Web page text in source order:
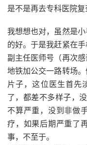
是不是再去专科医院复
我想想也对，虽然是
的好。于是我赶紧在
副主任医师号（再次
地铁加公交一路转场
片子，这位医生首先
了，都差不多样子，
不算严重，没到非做
疗，如果后期严重了
事，不至于。